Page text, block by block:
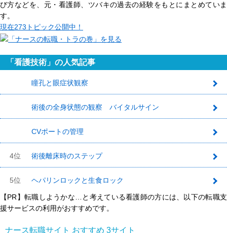
び方などを、元・看護師、ツバキの過去の経験をもとにまとめていま
す。
現在273トピック公開中！
「看護技術」の人気記事
瞳孔と眼症状観察
術後の全身状態の観察 バイタルサイン
CVポートの管理
4位 術後離床時のステップ
5位 ヘパリンロックと生食ロック
【PR】転職しようかな…と考えている看護師の方には、以下の転職支
援サービスの利用がおすすめです。
ナース転職サイト おすすめ 3サイト